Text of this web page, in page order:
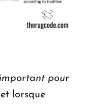
pour
et lorsque